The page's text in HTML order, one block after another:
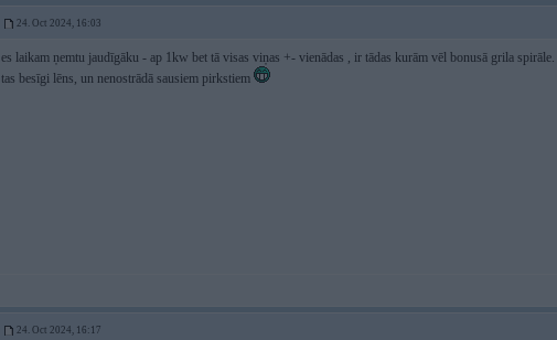
24. Oct 2024, 16:03
es laikam ņemtu jaudīgāku - ap 1kw bet tā visas viņas +- vienādas , ir tādas kurām vēl bonusā grila
tas besīgi lēns, un nenostrādā sausiem pirkstiem
24. Oct 2024, 16:17